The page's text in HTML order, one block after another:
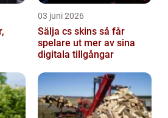
03 juni 2026
Sälja cs skins så får
spelare ut mer av sina
digitala tillgångar